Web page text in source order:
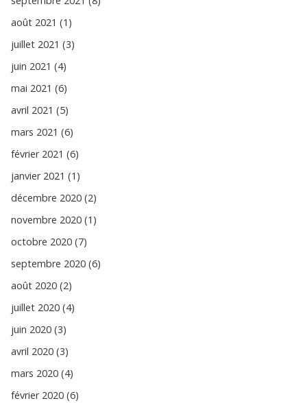
août 2021 (1)
juillet 2021 (3)
juin 2021 (4)
mai 2021 (6)
avril 2021 (5)
mars 2021 (6)
février 2021 (6)
janvier 2021 (1)
décembre 2020 (2)
novembre 2020 (1)
octobre 2020 (7)
septembre 2020 (6)
août 2020 (2)
juillet 2020 (4)
juin 2020 (3)
avril 2020 (3)
mars 2020 (4)
février 2020 (6)